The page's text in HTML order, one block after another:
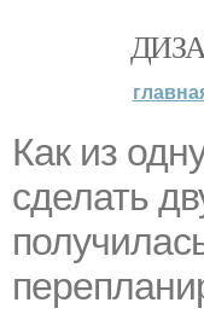
Как из
сделать